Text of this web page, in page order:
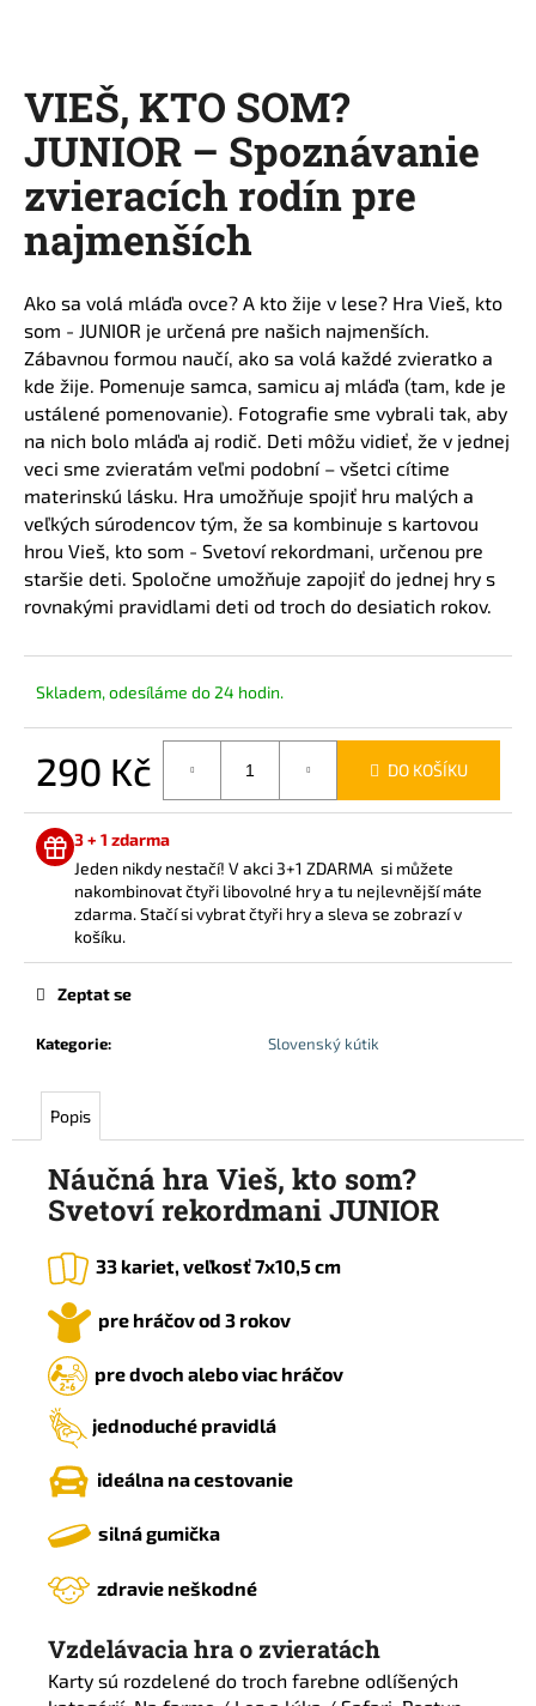
VIEŠ, KTO SOM?
JUNIOR – Spoznávanie
zvieracích rodín pre
najmenších
Ako sa volá mláďa ovce? A kto žije v lese? Hra Vieš, kto
som - JUNIOR je určená pre našich najmenších.
Zábavnou formou naučí, ako sa volá každé zvieratko a
kde žije. Pomenuje samca, samicu aj mláďa (tam, kde je
ustálené pomenovanie). Fotografie sme vybrali tak, aby
na nich bolo mláďa aj rodič. Deti môžu vidieť, že v jednej
veci sme zvieratám veľmi podobní – všetci cítime
materinskú lásku. Hra umožňuje spojiť hru malých a
veľkých súrodencov tým, že sa kombinuje s kartovou
hrou Vieš, kto som - Svetoví rekordmani, určenou pre
staršie deti. Spoločne umožňuje zapojiť do jednej hry s
rovnakými pravidlami deti od troch do desiatich rokov.
Skladem, odesíláme do 24 hodin.
290 Kč DO KOŠÍKU
3 + 1 zdarma
Jeden nikdy nestačí! V akci 3+1 ZDARMA si můžete
nakombinovat čtyři libovolné hry a tu nejlevnější máte
zdarma. Stačí si vybrat čtyři hry a sleva se zobrazí v
košíku.
Kategorie: Slovenský kútik
Zeptat se
Popis
Náučná hra Vieš, kto som?
Svetoví rekordmani JUNIOR
33 kariet, veľkosť 7x10,5 cm
pre hráčov od 3 rokov
pre dvoch alebo viac hráčov
jednoduché pravidlá
ideálna na cestovanie
silná gumička
zdravie neškodné
Vzdelávacia hra o zvieratách
Karty sú rozdelené do troch farebne odlíšených
í
t
?
D
o
p
o
r
u
č
u
j
e
m